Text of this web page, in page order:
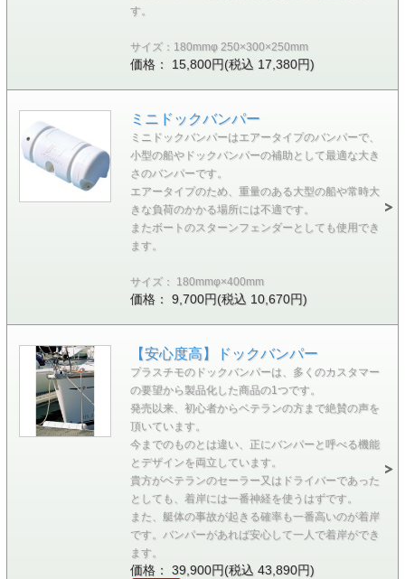
す。
サイズ：180mmφ 250×300×250mm
価格： 15,800円(税込 17,380円)
ミニドックバンパー
ミニドックバンパーはエアータイプのバンパーで、
小型の船やドックバンパーの補助として最適な大き
さのバンパーです。
エアータイプのため、重量のある大型の船や常時大
きな負荷のかかる場所には不適です。
またボートのスターンフェンダーとしても使用でき
ます。
サイズ： 180mmφ×400mm
価格： 9,700円(税込 10,670円)
【安心度高】ドックバンパー
プラスチモのドックバンパーは、多くのカスタマー
の要望から製品化した商品の1つです。
発売以来、初心者からベテランの方まで絶賛の声を
頂いています。
今までのものとは違い、正にバンパーと呼べる機能
とデザインを両立しています。
貴方がベテランのセーラー又はドライバーであった
としても、着岸には一番神経を使うはずです。
また、艇体の事故が起きる確率も一番高いのが着岸
です。バンパーがあれば安心して一人で着岸ができ
ます。
価格： 39,900円(税込 43,890円)